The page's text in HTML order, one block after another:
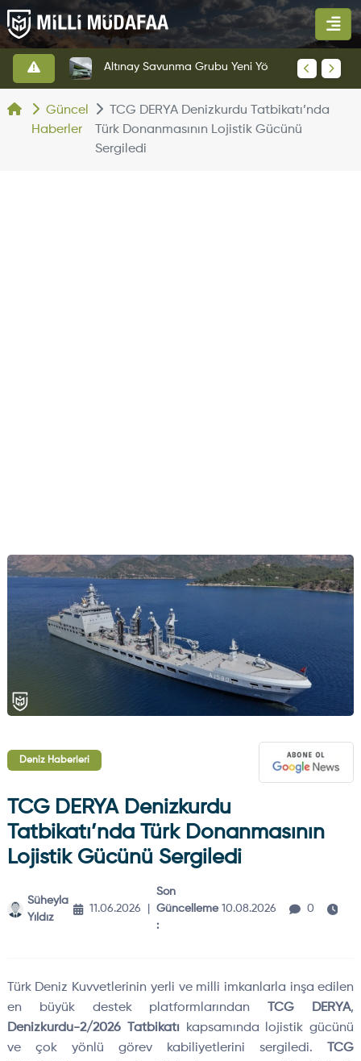
Güncel
Haberler
TCG DERYA Denizkurdu Tatbikatı’nda
Türk Donanmasının Lojistik Gücünü
Sergiledi
Deniz Haberleri
TCG DERYA Denizkurdu
Tatbikatı’nda Türk Donanmasının
Lojistik Gücünü Sergiledi
Süheyla
Yıldız
11.06.2026
Son
Güncelleme
:
10.08.2026 0
Türk Deniz Kuvvetlerinin yerli ve milli imkanlarla inşa edilen
en büyük destek platformlarından
TCG DERYA,
Denizkurdu-2/2026 Tatbikatı kapsamında lojistik gücünü
ve çok yönlü görev kabiliyetlerini sergiledi.
TCG